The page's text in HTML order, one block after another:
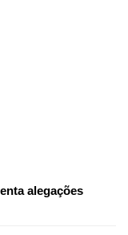
alegações